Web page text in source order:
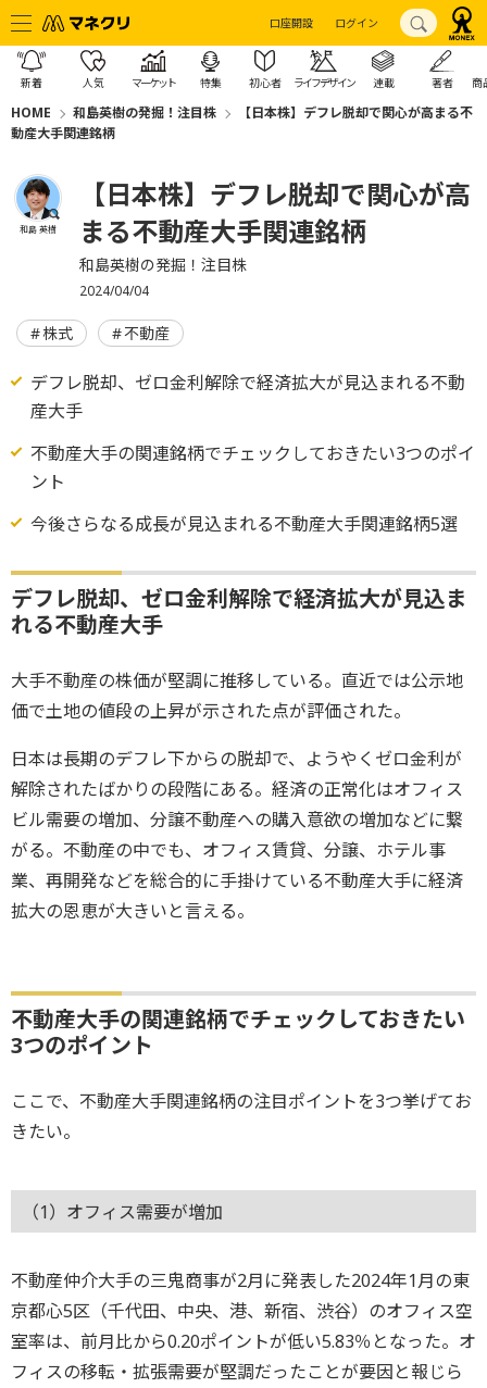
口座開設 ログイン
新着 人気 マーケット 特集 初心者 ライフデザイン 連載 著者 商
HOME 和島英樹の発掘！注目株
【日本株】デフレ脱却で関心が高まる不
動産大手関連銘柄
和島 英樹
【日本株】デフレ脱却で関心が高
まる不動産大手関連銘柄
和島英樹の発掘！注目株
2024/04/04
株式 不動産
デフレ脱却、ゼロ金利解除で経済拡大が見込まれる不動
産大手
不動産大手の関連銘柄でチェックしておきたい3つのポイ
ント
今後さらなる成長が見込まれる不動産大手関連銘柄5選
デフレ脱却、ゼロ金利解除で経済拡大が見込ま
れる不動産大手
大手不動産の株価が堅調に推移している。直近では公示地
価で土地の値段の上昇が示された点が評価された。
日本は長期のデフレ下からの脱却で、ようやくゼロ金利が
解除されたばかりの段階にある。経済の正常化はオフィス
ビル需要の増加、分譲不動産への購入意欲の増加などに繋
がる。不動産の中でも、オフィス賃貸、分譲、ホテル事
業、再開発などを総合的に手掛けている不動産大手に経済
拡大の恩恵が大きいと言える。
不動産大手の関連銘柄でチェックしておきたい
3つのポイント
ここで、不動産大手関連銘柄の注目ポイントを3つ挙げてお
きたい。
（1）オフィス需要が増加
不動産仲介大手の三鬼商事が2月に発表した2024年1月の東
京都心5区（千代田、中央、港、新宿、渋谷）のオフィス空
室率は、前月比から0.20ポイントが低い5.83％となった。オ
フィスの移転・拡張需要が堅調だったことが要因と報じら